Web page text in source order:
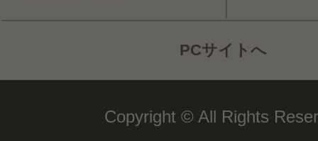
PCサイトへ
Copyright © All Rights